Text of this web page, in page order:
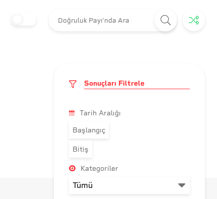
Sonuçları Filtrele
Tarih Aralığı
Başlangıç
Bitiş
Kategoriler